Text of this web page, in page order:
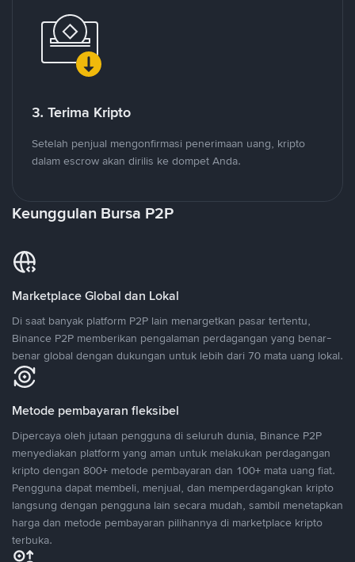
3. Terima Kripto
Setelah penjual mengonfirmasi penerimaan uang, kripto
dalam escrow akan dirilis ke dompet Anda.
Keunggulan Bursa P2P
Marketplace Global dan Lokal
Di saat banyak platform P2P lain menargetkan pasar tertentu,
Binance P2P memberikan pengalaman perdagangan yang benar-
benar global dengan dukungan untuk lebih dari 70 mata uang lokal.
Metode pembayaran fleksibel
Dipercaya oleh jutaan pengguna di seluruh dunia, Binance P2P
menyediakan platform yang aman untuk melakukan perdagangan
kripto dengan 800+ metode pembayaran dan 100+ mata uang fiat.
Pengguna dapat membeli, menjual, dan memperdagangkan kripto
langsung dengan pengguna lain secara mudah, sambil menetapkan
harga dan metode pembayaran pilihannya di marketplace kripto
terbuka.